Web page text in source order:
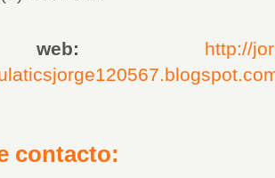
web: http://
contacto: